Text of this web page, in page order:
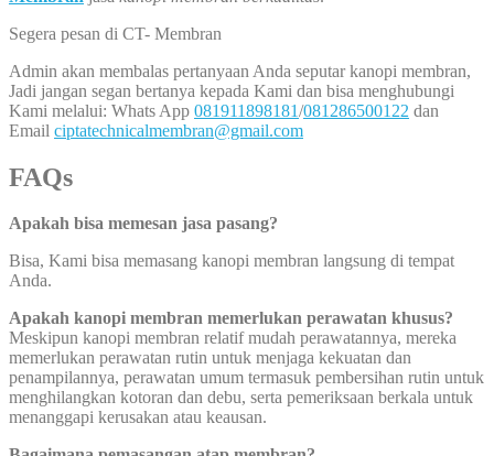
Segera pesan di CT- Membran
Admin akan membalas pertanyaan Anda seputar kanopi membran,
Jadi jangan segan bertanya kepada Kami dan bisa menghubungi
Kami melalui: Whats App 081911898181/081286500122 dan
Email ciptatechnicalmembran@gmail.com
FAQs
Apakah bisa memesan jasa pasang?
Bisa, Kami bisa memasang kanopi membran langsung di tempat
Anda.
Apakah kanopi membran memerlukan perawatan khusus?
Meskipun kanopi membran relatif mudah perawatannya, mereka
memerlukan perawatan rutin untuk menjaga kekuatan dan
penampilannya, perawatan umum termasuk pembersihan rutin untuk
menghilangkan kotoran dan debu, serta pemeriksaan berkala untuk
menanggapi kerusakan atau keausan.